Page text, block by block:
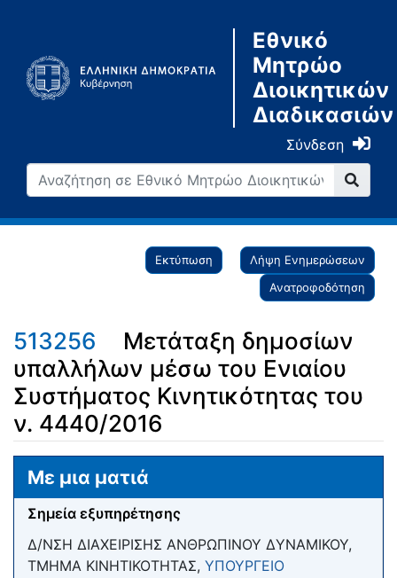
Εθνικό
Μητρώο
Διοικητικών
Διαδικασιών
Σύνδεση
Εκτύπωση
Λήψη Ενημερώσεων
Ανατροφοδότηση
513256
Μετάταξη δημοσίων
υπαλλήλων μέσω του Ενιαίου
Συστήματος Κινητικότητας του
ν. 4440/2016
Μετάβαση σε: πλοήγηση
Με μια ματιά
Σημεία εξυπηρέτησης
Δ/ΝΣΗ ΔΙΑΧΕΙΡΙΣΗΣ ΑΝΘΡΩΠΙΝΟΥ ΔΥΝΑΜΙΚΟΥ,
ΤΜΗΜΑ ΚΙΝΗΤΙΚΟΤΗΤΑΣ, ΥΠΟΥΡΓΕΙΟ